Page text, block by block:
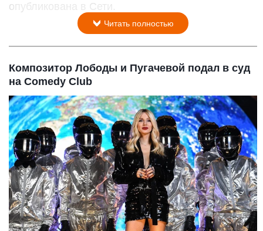
опубликована в Сети.
Читать полностью
Композитор Лободы и Пугачевой подал в суд
на Comedy Club